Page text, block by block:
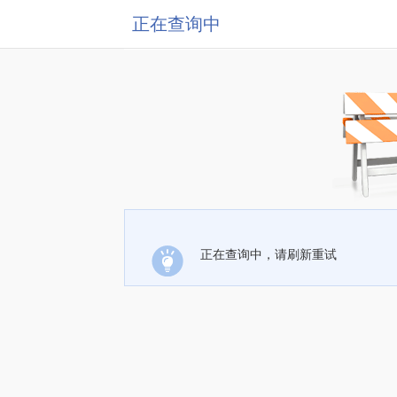
正在查询中
正在查询中，请刷新重试